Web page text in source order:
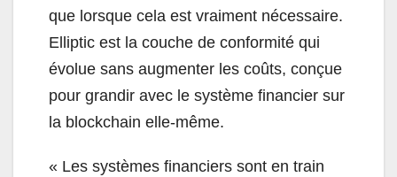
que lorsque cela est vraiment nécessaire.
Elliptic est la couche de conformité qui
évolue sans augmenter les coûts, conçue
pour grandir avec le système financier sur
la blockchain elle-même.
« Les systèmes financiers sont en train